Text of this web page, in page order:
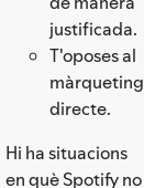
justificada.
T'oposes al
màrqueting
directe.
Hi ha situacions
en què Spotify no